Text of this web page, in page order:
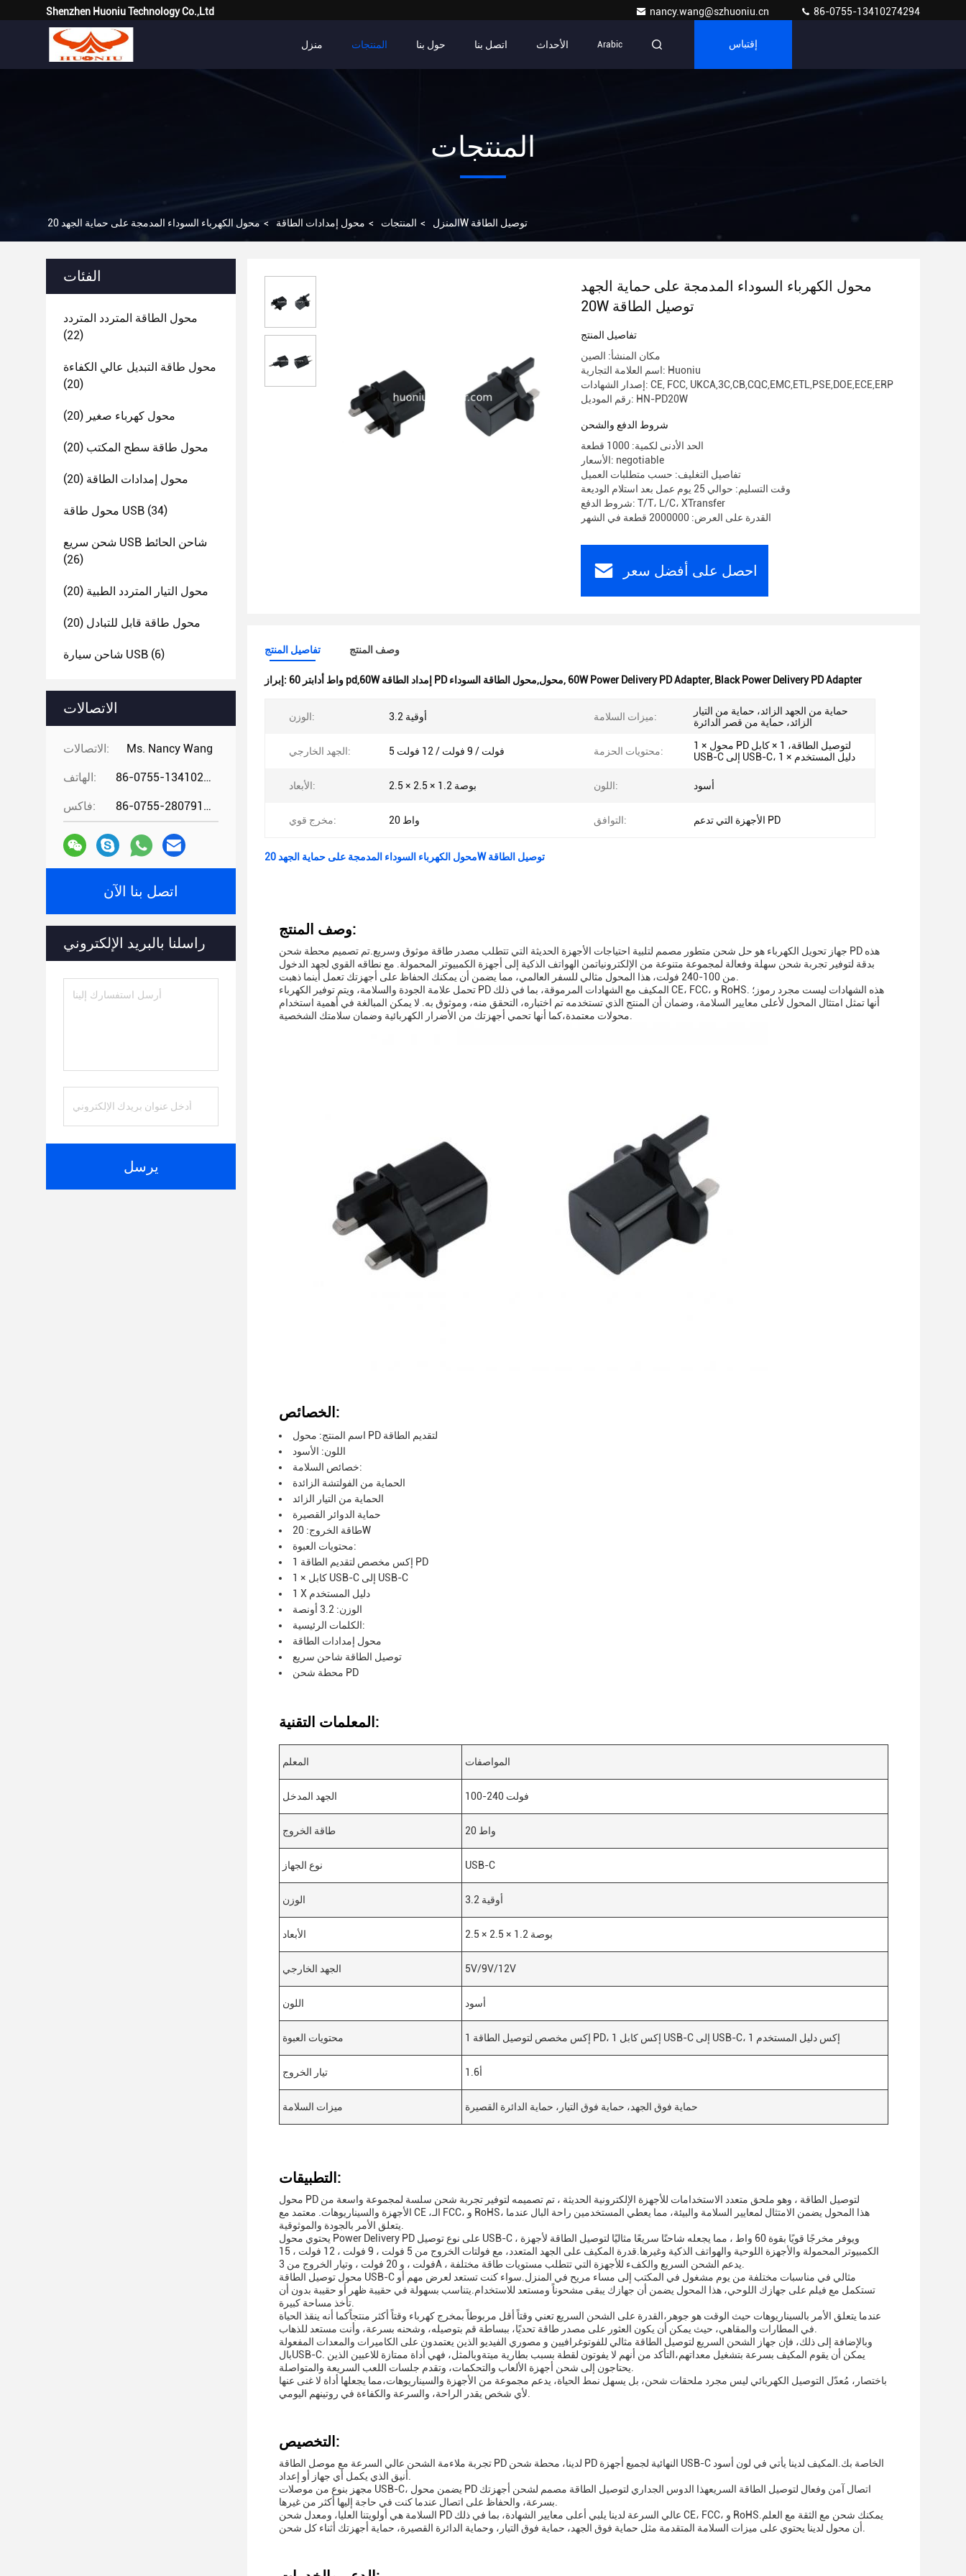
Shenzhen Huoniu Technology Co.,Ltd nancy.wang@szhuoniu.cn 86-0755-13410274294
منزل المنتجات حول بنا اتصل بنا الأحداث Arabic إقتباس
المنتجات
المنزل > المنتجات > محول إمدادات الطاقة > محول الكهرباء السوداء المدمجة على حماية الجهد 20W توصيل الطاقة
الفئات
محول الطاقة المتردد المتردد
(22)
محول طاقة التبديل عالي الكفاءة
(20)
محول كهرباء صغير (20)
محول طاقة سطح المكتب (20)
محول إمدادات الطاقة (20)
محول طاقة USB (34)
شحن سريع USB شاحن الحائط
(26)
محول التيار المتردد الطبية (20)
محول طاقة قابل للتبادل (20)
شاحن سيارة USB (6)
الاتصالات
الاتصالات: Ms. Nancy Wang
الهاتف: 86-0755-13410274294
فاكس: 86-0755-28079166
اتصل بنا الآن
راسلنا بالبريد الإلكتروني
يرسل
محول الكهرباء السوداء المدمجة على حماية الجهد
20W توصيل الطاقة
تفاصيل المنتج
مكان المنشأ: الصين
اسم العلامة التجارية: Huoniu
إصدار الشهادات: CE, FCC, UKCA,3C,CB,CQC,EMC,ETL,PSE,DOE,ECE,ERP
رقم الموديل: HN-PD20W
شروط الدفع والشحن
الحد الأدنى لكمية: 1000 قطعة
الأسعار: negotiable
تفاصيل التغليف: حسب متطلبات العميل
وقت التسليم: حوالي 25 يوم عمل بعد استلام الوديعة
شروط الدفع: T/T، L/C، XTransfer
القدرة على العرض: 2000000 قطعة في الشهر
احصل على أفضل سعر
تفاصيل المنتج وصف المنتج
إبراز: 60 واط أدابتر pd,60W إمداد الطاقة PD محول,محول الطاقة السوداء, 60W Power Delivery PD Adapter, Black Power Delivery PD Adapter
الوزن: 3.2 أوقية ميزات السلامة:
حماية من الجهد الزائد، حماية من التيار
الزائد، حماية من قصر الدائرة
الجهد الخارجي: 5 فولت / 9 فولت / 12 فولت محتويات الحزمة:
1 × محول PD لتوصيل الطاقة، 1 × كابل
USB-C إلى USB-C، 1 × دليل المستخدم
الأبعاد: 2.5 × 2.5 × 1.2 بوصة اللون: أسود
مخرج قوي: 20 واط التوافق: الأجهزة التي تدعم PD
محول الكهرباء السوداء المدمجة على حماية الجهد 20W توصيل الطاقة
وصف المنتج:
جهاز تحويل الكهرباء هو حل شحن متطور مصمم لتلبية احتياجات الأجهزة الحديثة التي تتطلب مصدر طاقة موثوق وسريع.تم تصميم محطة شحن PD هذه
بدقة لتوفير تجربة شحن سهلة وفعالة لمجموعة متنوعة من الإلكترونياتمن الهواتف الذكية إلى أجهزة الكمبيوتر المحمولة. مع نطاقه القوي لجهد الدخول
تحمل علامة الجودة والسلامة، ويتم توفير الكهرباء PD المكيف مع الشهادات المرموقة، بما في ذلك CE، FCC، و RoHS. هذه الشهادات ليست مجرد رموز؛
أنها تمثل امتثال المحول لأعلى معايير السلامة، وضمان أن المنتج الذي تستخدمه تم اختباره، التحقق منه، وموثوق به. لا يمكن المبالغة في أهمية استخدام
الخصائص:
اسم المنتج: محول PD لتقديم الطاقة
اللون: الأسود
خصائص السلامة:
الحماية من الفولتشة الزائدة
الحماية من التيار الزائد
حماية الدوائر القصيرة
طاقة الخروج: 20W
محتويات العبوة:
1 إكس مخصص لتقديم الطاقة PD
1 × كابل USB-C إلى USB-C
1 X دليل المستخدم
الوزن: 3.2 أونصة
الكلمات الرئيسية:
محول إمدادات الطاقة
توصيل الطاقة شاحن سريع
محطة شحن PD
المعلمات التقنية:
المعلم المواصفات
الجهد المدخل 100-240 فولت
طاقة الخروج 20 واط
نوع الجهاز USB-C
الوزن 3.2 أوقية
الأبعاد 2.5 × 2.5 × 1.2 بوصة
الجهد الخارجي 5V/9V/12V
اللون أسود
محتويات العبوة 1 إكس مخصص لتوصيل الطاقة PD، 1 إكس كابل USB-C إلى USB-C، 1 إكس دليل المستخدم
تيار الخروج 1.6أ
ميزات السلامة حماية فوق الجهد، حماية فوق التيار، حماية الدائرة القصيرة
التطبيقات:
محول PD لتوصيل الطاقة ، وهو ملحق متعدد الاستخدامات للأجهزة الإلكترونية الحديثة ، تم تصميمه لتوفير تجربة شحن سلسة لمجموعة واسعة من
الأجهزة والسيناريوهات. معتمد مع CE ،الـ FCC، و RoHS، هذا المحول يضمن الامتثال لمعايير السلامة والبيئة، مما يعطي المستخدمين راحة البال عندما
يحتوي محول Power Delivery PD على نوع توصيل USB-C ، ويوفر مخرجًا قويًا بقوة 60 واط ، مما يجعله شاحنًا سريعًا مثاليًا لتوصيل الطاقة لأجهزة
الكمبيوتر المحمولة والأجهزة اللوحية والهواتف الذكية وغيرها.قدرة المكيف على الجهد المتعدد، مع فولتات الخروج من 5 فولت ، 9 فولت ، 12 فولت ، 15
محول توصيل الطاقة USB-C مثالي في مناسبات مختلفة من يوم مشغول في المكتب إلى مساء مريح في المنزل.سواء كنت تستعد لعرض مهم أو
تستكمل مع فيلم على جهازك اللوحي، هذا المحول يضمن أن جهازك يبقى مشحوناً ومستعد للاستخدام.يتناسب بسهولة في حقيبة ظهر أو حقيبة بدون أن
عندما يتعلق الأمر بالسيناريوهات حيث الوقت هو جوهر،القدرة على الشحن السريع تعني وقتاً أقل مربوطاً بمخرج كهرباء وقتاً أكثر منتجاًكما أنه ينقذ الحياة
وبالإضافة إلى ذلك، فإن جهاز الشحن السريع لتوصيل الطاقة مثالي للفوتوغرافيين و مصوري الفيديو الذين يعتمدون على الكاميرات والمعدات المفعولة
بالUSB-C. يمكن أن يقوم المكيف بسرعة بتشغيل معداتهم،التأكد من أنهم لا يفوتون لقطة بسبب بطارية ميتةوبالمثل، فهي أداة ممتازة للاعبين الذين
باختصار، مُعدّل التوصيل الكهربائي ليس مجرد ملحقات شحن، بل يسهل نمط الحياة، يدعم مجموعة من الأجهزة والسيناريوهات،مما يجعلها أداة لا غنى عنها
التخصيص:
تجربة ملاءمة الشحن عالي السرعة مع موصل الطاقة PD لدينا، محطة شحن PD النهائية لجميع أجهزة USB-C الخاصة بك.المكيف لدينا يأتي في لون أسود
مجهز بنوع من موصلات USB-C، يضمن محول PD اتصال آمن وفعال لتوصيل الطاقة السريعهذا الدوس الجداري لتوصيل الطاقة مصمم لشحن أجهزتك
السلامة هي أولويتنا العليا، ومعدل شحن PD عالي السرعة لدينا يلبي أعلى معايير الشهادة، بما في ذلك CE، FCC، و RoHS.يمكنك شحن مع الثقة مع العلم